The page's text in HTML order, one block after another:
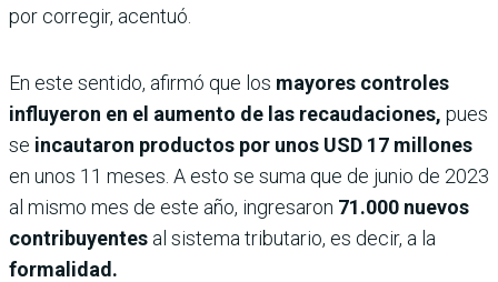
por corregir, acentuó.
En este sentido, afirmó que los mayores controles
influyeron en el aumento de las recaudaciones, pues
se incautaron productos por unos USD 17 millones
en unos 11 meses. A esto se suma que de junio de 2023
al mismo mes de este año, ingresaron 71.000 nuevos
contribuyentes al sistema tributario, es decir, a la
formalidad.